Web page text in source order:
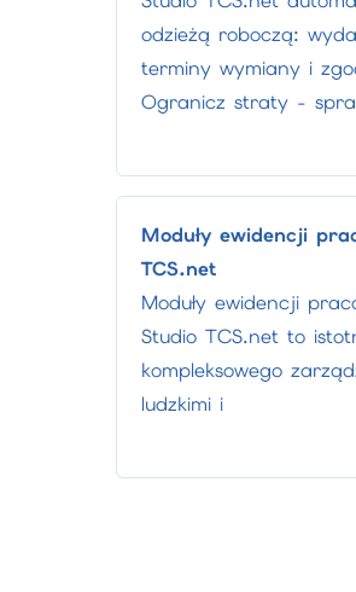
odzieżą roboczą:
terminy wymiany i
Ogranicz straty -
Moduły ewidencji
TCS.net
Moduły ewidencji
Studio TCS.net to
kompleksowego
ludzkimi i